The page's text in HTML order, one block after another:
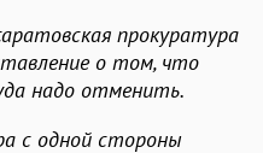
прокуратура
о том, что
надо отменить.
с одной стороны